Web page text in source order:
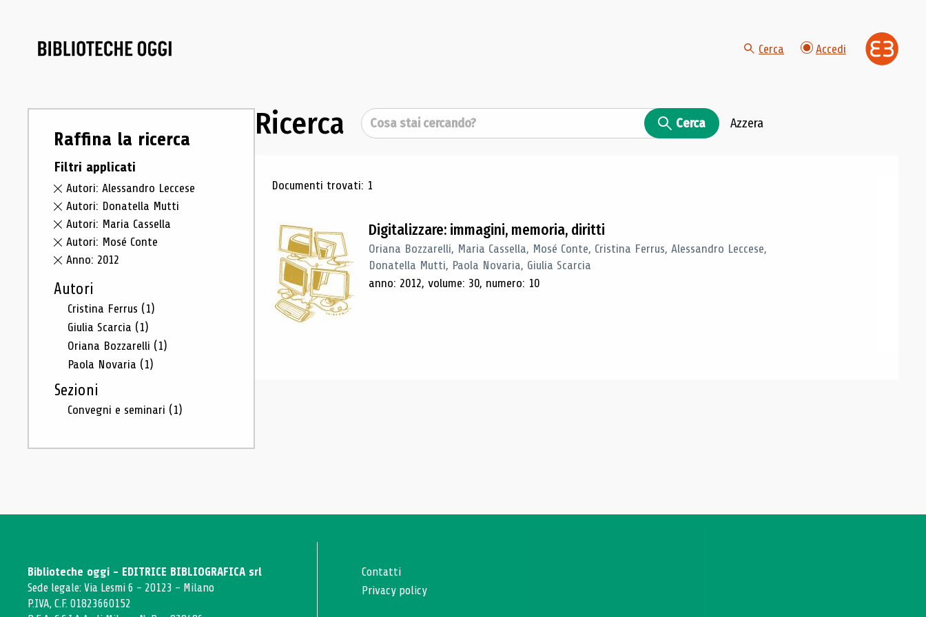
Cerca Accedi
Raffina la ricerca
Filtri applicati
Autori: Alessandro Leccese
Autori: Donatella Mutti
Autori: Maria Cassella
Autori: Mosé Conte
Anno: 2012
Autori
Cristina Ferrus (1)
Giulia Scarcia (1)
Oriana Bozzarelli (1)
Paola Novaria (1)
Sezioni
Convegni e seminari (1)
Ricerca Cerca Cerca Azzera
Risultati di ricerca
Documenti trovati: 1
Digitalizzare: immagini, memoria, diritti
Oriana Bozzarelli, Maria Cassella, Mosé Conte, Cristina Ferrus, Alessandro Leccese,
Donatella Mutti, Paola Novaria, Giulia Scarcia
anno: 2012, volume: 30, numero: 10
Biblioteche oggi - EDITRICE BIBLIOGRAFICA srl
Sede legale: Via Lesmi 6 - 20123 - Milano
P.IVA, C.F. 01823660152
Contatti
Privacy policy